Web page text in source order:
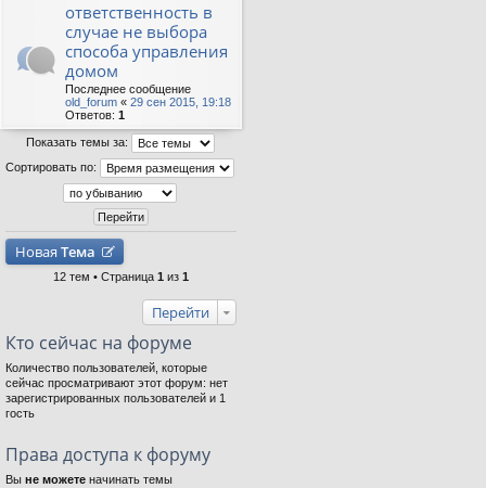
ответственность в
случае не выбора
способа управления
домом
Последнее сообщение
old_forum « 29 сен 2015, 19:18
Ответов: 1
Показать темы за:
Сортировать по:
Новая Тема
12 тем • Страница 1 из 1
Перейти
Кто сейчас на форуме
Количество пользователей, которые
сейчас просматривают этот форум: нет
зарегистрированных пользователей и 1
гость
Права доступа к форуму
Вы не можете начинать темы